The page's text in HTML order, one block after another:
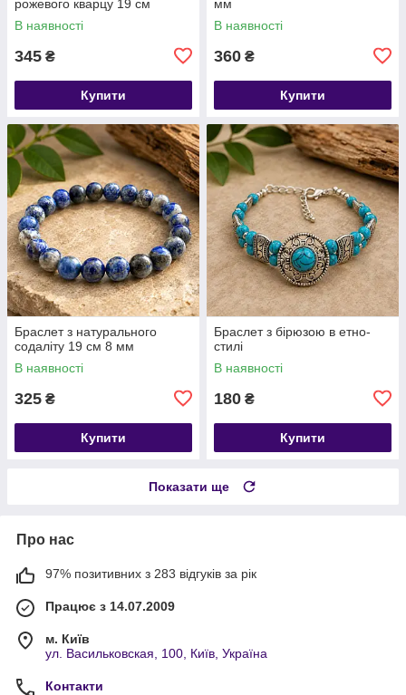
рожевого кварцу 19 см
В наявності
345 ₴
Купити
мм
В наявності
360 ₴
Купити
​​​​​​​Браслет з натурального
содаліту 19 см 8 мм
В наявності
325 ₴
Купити
Браслет з бірюзою в етно-
стилі
В наявності
180 ₴
Купити
Показати ще
Про нас
97% позитивних з 283 відгуків за рік
Працює з 14.07.2009
м. Київ
ул. Васильковская, 100, Київ, Україна
Контакти